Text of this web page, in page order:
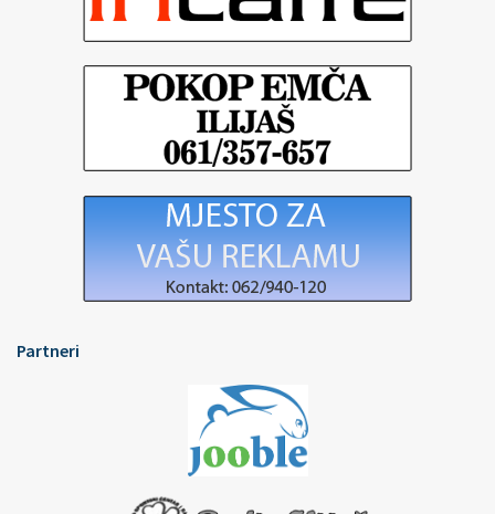
Partneri